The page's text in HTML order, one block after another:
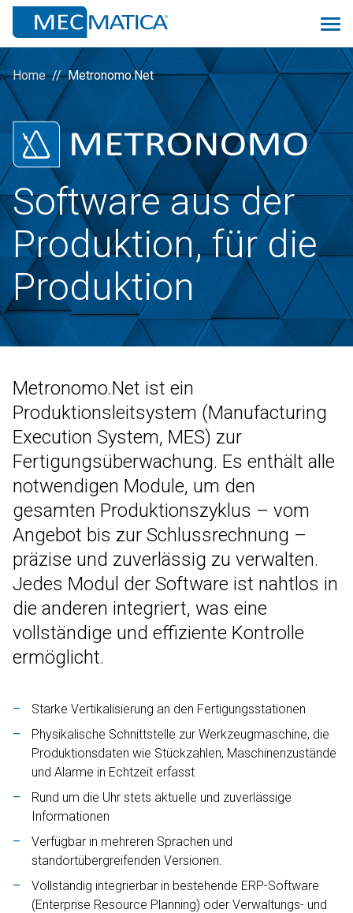
Überblick
Monitoring 4.0
Proconsolle
Scheduler
Prev
Quality
Logistic&MRP
ManuMac
Contab
CRM
Colwin
Energy Monitor
Metronomo.Net App
Home Metronomo.Net
Software aus der
Produktion, für die
Produktion
Metronomo.Net ist ein
Produktionsleitsystem (Manufacturing
Execution System, MES) zur
Fertigungsüberwachung. Es enthält alle
notwendigen Module, um den
gesamten Produktionszyklus – vom
Angebot bis zur Schlussrechnung –
präzise und zuverlässig zu verwalten.
Jedes Modul der Software ist nahtlos in
die anderen integriert, was eine
vollständige und effiziente Kontrolle
ermöglicht.
Starke Vertikalisierung an den Fertigungsstationen
Physikalische Schnittstelle zur Werkzeugmaschine, die
Produktionsdaten wie Stückzahlen, Maschinenzustände
und Alarme in Echtzeit erfasst
Rund um die Uhr stets aktuelle und zuverlässige
Informationen
Verfügbar in mehreren Sprachen und
standortübergreifenden Versionen.
Vollständig integrierbar in bestehende ERP-Software
(Enterprise Resource Planning) oder Verwaltungs- und